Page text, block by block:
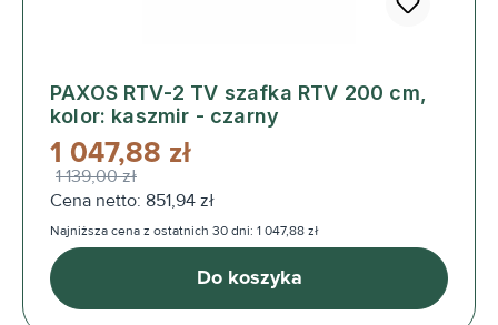
PAXOS RTV-2 TV szafka RTV 200 cm,
kolor: kaszmir - czarny
1 047,88 zł
1 139,00 zł
Cena netto: 851,94 zł
Najniższa cena z ostatnich 30 dni: 1 047,88 zł
Do koszyka